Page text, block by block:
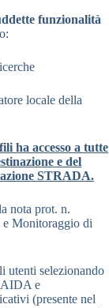
funzionalità
locale della
ha accesso a tutte
e del
STRADA.
nota prot. n.
Monitoraggio di
utenti selezionando
AIDA e
(presente nel